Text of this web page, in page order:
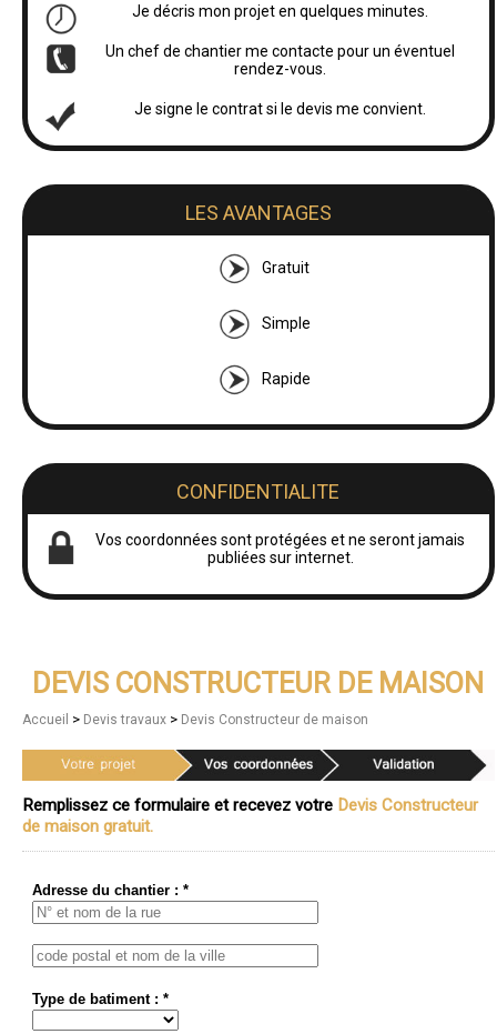
Je décris mon projet en quelques minutes.
Un chef de chantier me contacte pour un éventuel
rendez-vous.
Je signe le contrat si le devis me convient.
LES AVANTAGES
Gratuit
Simple
Rapide
CONFIDENTIALITE
Vos coordonnées sont protégées et ne seront jamais
publiées sur internet.
DEVIS CONSTRUCTEUR DE MAISON
Accueil > Devis travaux > Devis Constructeur de maison
Remplissez ce formulaire et recevez votre Devis Constructeur
de maison gratuit.
Adresse du chantier : *
Type de batiment : *